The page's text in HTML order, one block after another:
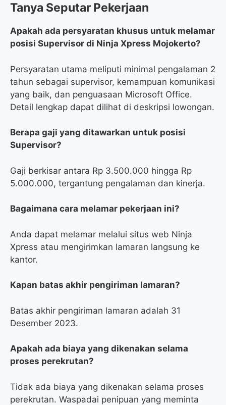
Tanya Seputar Pekerjaan
Apakah ada persyaratan khusus untuk melamar
posisi Supervisor di Ninja Xpress Mojokerto?
Persyaratan utama meliputi minimal pengalaman 2
tahun sebagai supervisor, kemampuan komunikasi
yang baik, dan penguasaan Microsoft Office.
Detail lengkap dapat dilihat di deskripsi lowongan.
Berapa gaji yang ditawarkan untuk posisi
Supervisor?
Gaji berkisar antara Rp 3.500.000 hingga Rp
5.000.000, tergantung pengalaman dan kinerja.
Bagaimana cara melamar pekerjaan ini?
Anda dapat melamar melalui situs web Ninja
Xpress atau mengirimkan lamaran langsung ke
kantor.
Kapan batas akhir pengiriman lamaran?
Batas akhir pengiriman lamaran adalah 31
Desember 2023.
Apakah ada biaya yang dikenakan selama
proses perekrutan?
Tidak ada biaya yang dikenakan selama proses
perekrutan. Waspadai penipuan yang meminta